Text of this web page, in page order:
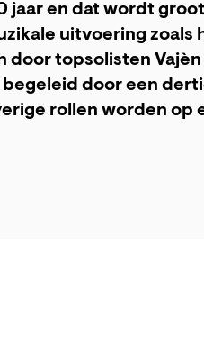
jaar en dat wordt
uitvoering zoals
door topsolisten Vajèn
begeleid door een
rollen worden op